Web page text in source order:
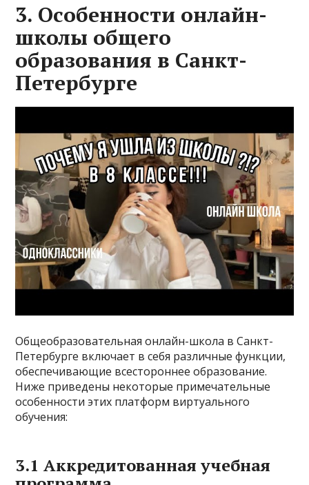
3. Особенности онлайн-
школы общего
образования в Санкт-
Петербурге
Общеобразовательная онлайн-школа в Санкт-
Петербурге включает в себя различные функции,
обеспечивающие всестороннее образование.
Ниже приведены некоторые примечательные
особенности этих платформ виртуального
обучения:
3.1 Аккредитованная учебная